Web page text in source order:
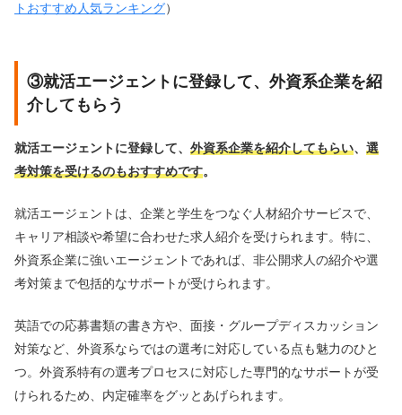
トおすすめ人気ランキング）
③就活エージェントに登録して、外資系企業を紹
介してもらう
就活エージェントに登録して、 外資系企業を紹介してもらい、 選
考対策を受けるのもおすすめです。
就活エージェントは、企業と学生をつなぐ人材紹介サービスで、
キャリア相談や希望に合わせた求人紹介を受けられます。特に、
外資系企業に強いエージェントであれば、非公開求人の紹介や選
考対策まで包括的なサポートが受けられます。
英語での応募書類の書き方や、面接・グループディスカッション
対策など、外資系ならではの選考に対応している点も魅力のひと
つ。外資系特有の選考プロセスに対応した専門的なサポートが受
けられるため、内定確率をグッとあげられます。